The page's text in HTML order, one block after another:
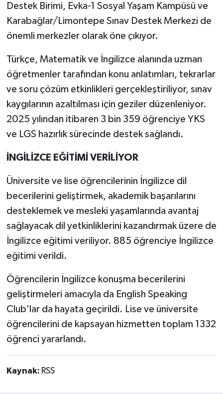
Destek Birimi, Evka-1 Sosyal Yaşam Kampüsü ve
Karabağlar/Limontepe Sınav Destek Merkezi de
önemli merkezler olarak öne çıkıyor.
Türkçe, Matematik ve İngilizce alanında uzman
öğretmenler tarafından konu anlatımları, tekrarlar
ve soru çözüm etkinlikleri gerçekleştiriliyor, sınav
kaygılarının azaltılması için geziler düzenleniyor.
2025 yılından itibaren 3 bin 359 öğrenciye YKS
ve LGS hazırlık sürecinde destek sağlandı.
İNGİLİZCE EĞİTİMİ VERİLİYOR
Üniversite ve lise öğrencilerinin İngilizce dil
becerilerini geliştirmek, akademik başarılarını
desteklemek ve mesleki yaşamlarında avantaj
sağlayacak dil yetkinliklerini kazandırmak üzere de
İngilizce eğitimi veriliyor. 885 öğrenciye İngilizce
eğitimi verildi.
Öğrencilerin İngilizce konuşma becerilerini
geliştirmeleri amacıyla da English Speaking
Club'lar da hayata geçirildi. Lise ve üniversite
öğrencilerini de kapsayan hizmetten toplam 1332
öğrenci yararlandı.
Kaynak: RSS